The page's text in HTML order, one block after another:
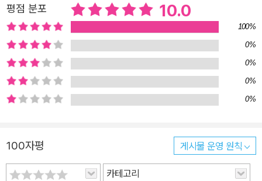
평점 분포 10.0
100%
0%
0%
0%
0%
100자평 게시물 운영 원칙
카테고리